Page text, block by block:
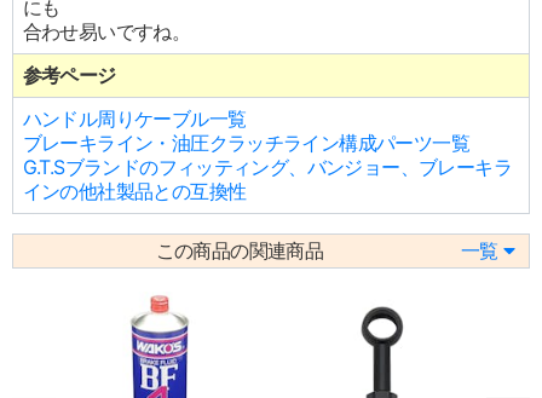
にも
合わせ易いですね。
参考ページ
ハンドル周りケーブル一覧
ブレーキライン・油圧クラッチライン構成パーツ一覧
G.T.Sブランドのフィッティング、バンジョー、ブレーキラ
インの他社製品との互換性
この商品の関連商品 一覧